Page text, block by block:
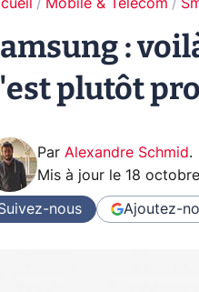
Mobile & Telecom
:
plutôt
Par Alexandre Schmid.
Mis à jour le 18
nous Ajoutez-